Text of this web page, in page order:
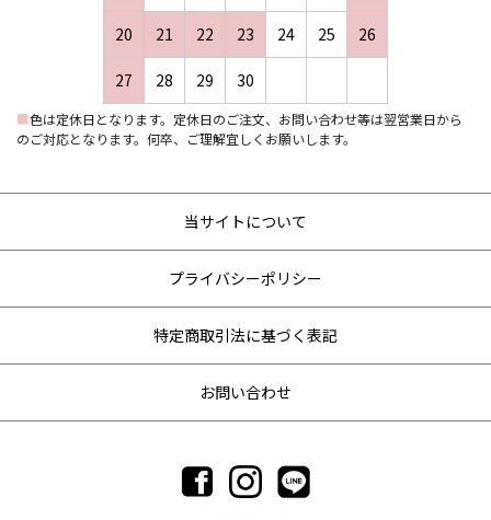
20 21 22 23 24 25 26
27 28 29 30
■色は定休日となります。定休日のご注文、お問い合わせ等は翌営業日から
のご対応となります。何卒、ご理解宜しくお願いします。
当サイトについて
プライバシーポリシー
特定商取引法に基づく表記
お問い合わせ